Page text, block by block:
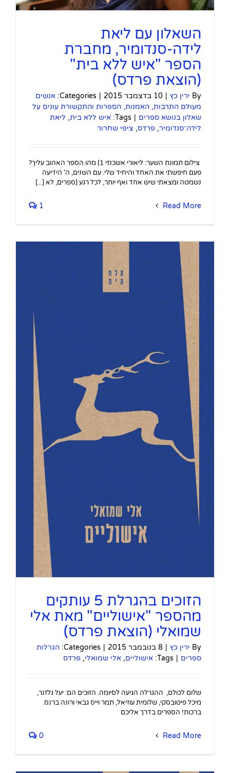
השאלון עם ליאת
לידה-סנדומיר, מחברת
הספר "איש ללא בית"
(הוצאת פרדס)
By ירין כץ | 10 בדצמבר 2015 |
Categories: אנשים
מעולם התרבות, האמנות, הספרות והתקשורת עונים על
שאלון בנושא ספרים |
Tags: איש ללא בית, ליאת
לידה־סנדומיר, פרדס, ציפי שחרור
צילום תמונת השער: ליאורי אשכנזי 1) מהו הספר האהוב עליך?
פעם חיפשתי את האחד והיחיד שלי. עם השנים, ה' הידיעה
נשמטה ומצאתי שיש אחד ואף יותר, לכל רגע (ספרים, לא [...]
Read More
1
הזוכים בהגרלת 5 עותקים
מהספר "אישוליים" מאת אלי
שמואלי (הוצאת פרדס)
By ירין כץ | 8 בנובמבר 2015 |
Categories: הגרלות
ספרים |
Tags: אישוליים, אלי שמואלי, פרדס
שלום לכולם, ההגרלה הגיעה לסיומה. הזוכים הם: יעל גלזנר,
מיכל פיטובסקי, שלומית עוזיאל, תמר וייס גבאי ורונה ברנס.
ברכות! הספרים בדרך אליכם
Read More
0